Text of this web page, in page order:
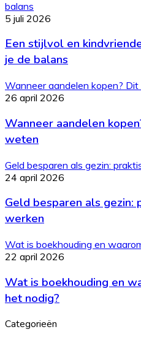
balans
5 juli 2026
Een stijlvol en
je de balans
Wanneer aandelen kopen?
26 april 2026
Wanneer aandelen
weten
Geld besparen als gezin:
24 april 2026
Geld besparen als gezin:
werken
Wat is boekhouding en
22 april 2026
Wat is boekhouding en
het nodig?
Categorieën